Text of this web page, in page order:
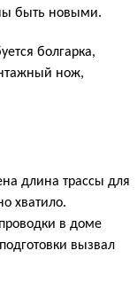
быть новыми.
болгарка,
нож,
длина трассы для
хватило.
в доме
вызвал